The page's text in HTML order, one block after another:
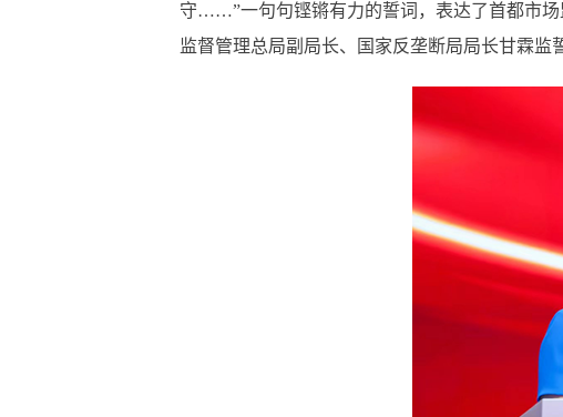
守……”一句句铿锵有力的誓词，表达了首都市场
监督管理总局副局长、国家反垄断局局长甘霖监